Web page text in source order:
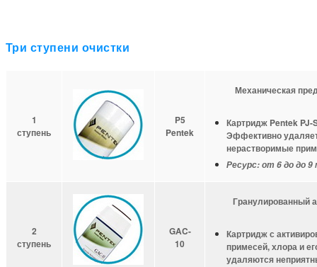
Три ступени очистки
1
ступень
P5
Pentek
Механическая
Картридж Pentek PJ-
Эффективно
нерастворимые
Ресурс:от 6 до до 9
2
ступень
GAC-
10
Гранулированный
Картридж с
примесей, хлора и
удаляются